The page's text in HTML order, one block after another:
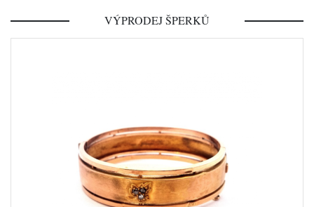
VÝPRODEJ ŠPERKŮ